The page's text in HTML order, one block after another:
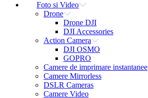
Foto si Video
Drone
Drone DJI
DJI Accessories
Action Camera
DJI OSMO
GOPRO
Camere de imprimare instantanee
Camere Mirrorless
DSLR Cameras
Camere Video